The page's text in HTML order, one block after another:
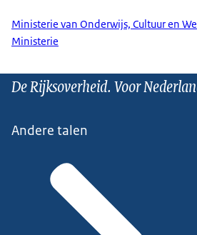
Ministerie van Onderwijs, Cultuur en
Ministerie
De Rijksoverheid. Voor
Andere talen